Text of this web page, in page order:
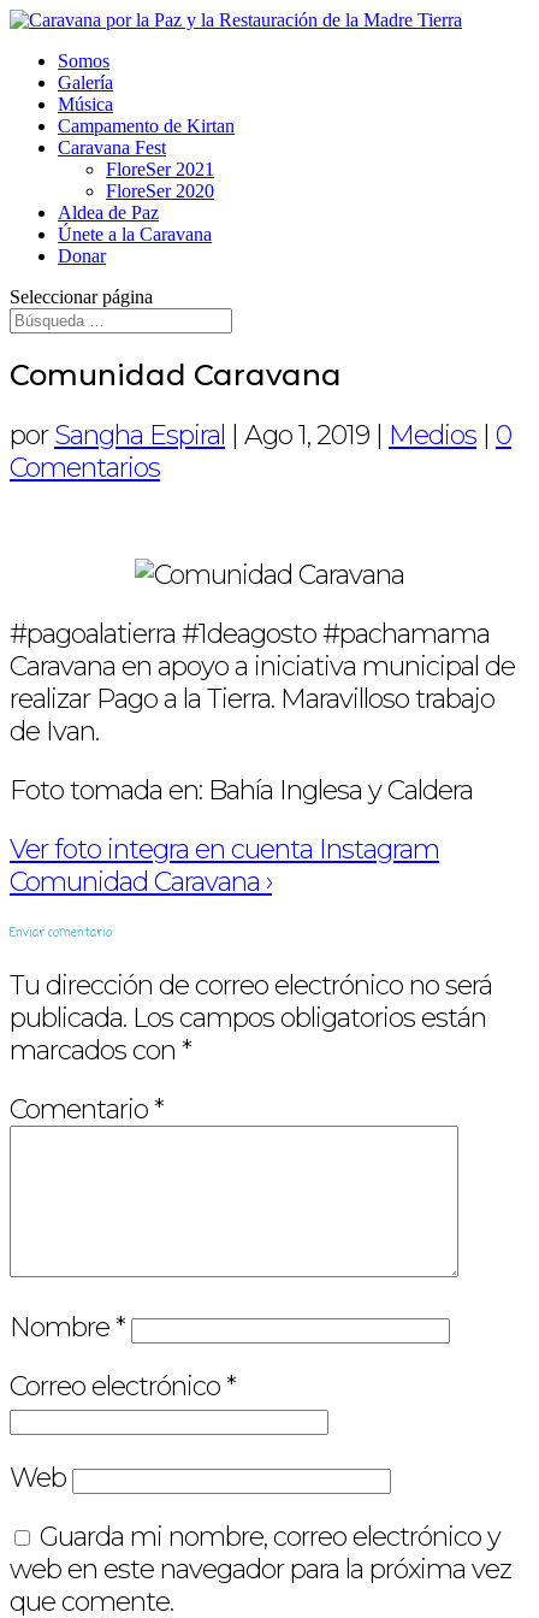
Somos
Galería
Música
Campamento de Kirtan
Caravana Fest
FloreSer 2021
FloreSer 2020
Aldea de Paz
Únete a la Caravana
Donar
Seleccionar página
Comunidad Caravana
porSangha Espiral | Ago 1, 2019 | Medios | 0
Comentarios
#pagoalatierra #1deagosto #pachamama
Caravana en apoyo a iniciativa municipal de
realizar Pago a la Tierra. Maravilloso trabajo
de Ivan.
Foto tomada en: Bahía Inglesa y Caldera
Ver foto integra en cuenta Instagram
Comunidad Caravana ›
Enviar comentario
Tu dirección de correo electrónico no será
publicada. Los campos obligatorios están
marcados con *
Comentario*
Nombre*
Correo electrónico*
Web
Guarda mi nombre, correo electrónico y
web en este navegador para la próxima vez
que comente.